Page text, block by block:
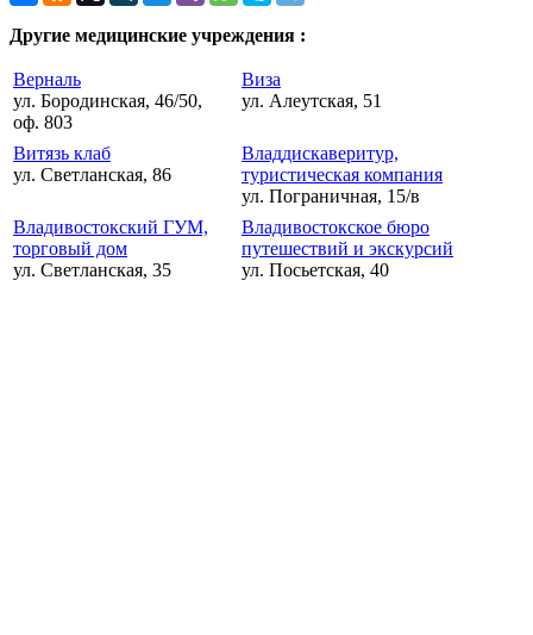
Другие медицинские учреждения :
Верналь
ул. Бородинская, 46/50,
оф. 803
Виза
ул. Алеутская, 51
Витязь клаб
ул. Светланская, 86
Владдискаверитур,
туристическая компания
ул. Пограничная, 15/в
Владивостокский ГУМ,
торговый дом
ул. Светланская, 35
Владивостокское бюро
путешествий и экскурсий
ул. Посьетская, 40